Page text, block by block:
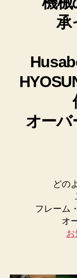
承
オーバ
どの
フレーム
オ